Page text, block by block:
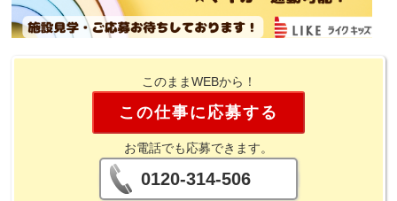
このままWEBから！
この仕事に応募する
お電話でも応募できます。
0120-314-506